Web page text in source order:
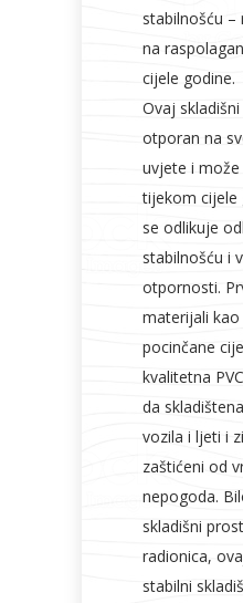
stabilnošću –
na
cijele godine.
Ovaj
otporan na
uvjete i
tijekom cijele
se odlikuje
stabilnošću i
otpornosti.
materijali
pocinčane
kvalitetna
da
vozila i ljeti i
zaštićeni od
nepogoda.
skladišni
radionica,
stabilni